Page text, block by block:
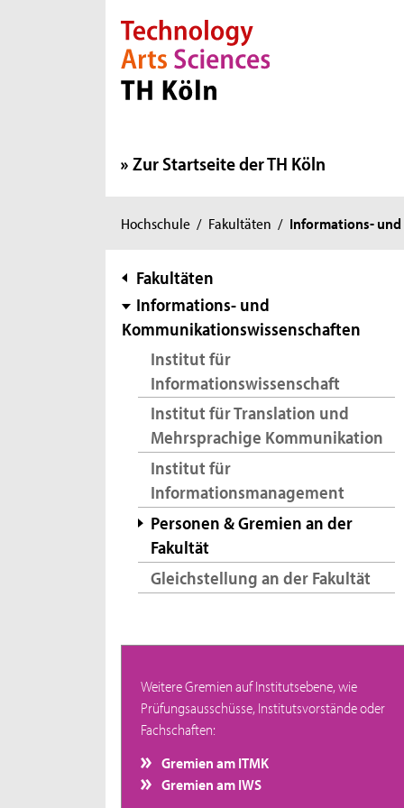
Direkt zur Hauptnavigation
Direkt zur Subnavigation
Direkt zum Inhalt
Direkt zum Fußbereich
Zur Startseite der TH Köln
Sie
hier:
Hochschule / Fakultäten / Informations-
Subnavigation
Fakultäten
Informations- und
Kommunikationswissenschaften
Institut für
Informationswissenschaft
Institut für Translation und
Mehrsprachige Kommunikation
Institut für
Informationsmanagement
Personen & Gremien an der
Fakultät
Gleichstellung an der Fakultät
Weitere Gremien auf Institutsebene, wie
Prüfungsausschüsse, Institutsvorstände oder
Fachschaften:
Gremien am ITMK
Gremien am IWS